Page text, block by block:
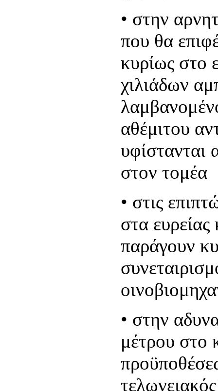
• στην
που θα
κυρίως στο
χιλιάδων
αθέμιτου
υφίστανται
στον τομέα
• στις
στα
παράγουν
• στην
μέτρου στο